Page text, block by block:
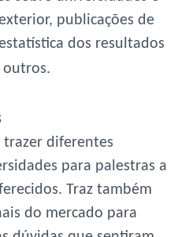
publicações de
dos resultados
outros.
diferentes
para palestras a
Traz também
do mercado para